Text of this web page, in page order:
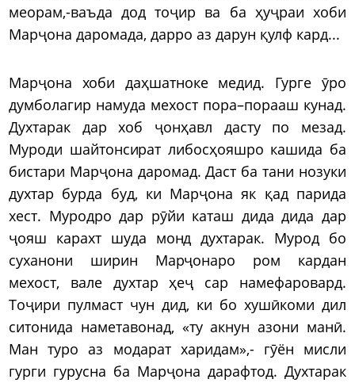
меорам,-ваъда дод тоҷир ва ба ҳуҷраи хоби
Марҷона даромада, дарро аз дарун қулф кард...
Марҷона хоби даҳшатноке медид. Гурге ӯро
думболагир намуда мехост пора–порааш кунад.
Духтарак дар хоб ҷонҳавл дасту по мезад.
Муроди шайтонсират либосҳояшро кашида ба
бистари Марҷона даромад. Даст ба тани нозуки
духтар бурда буд, ки Марҷона як қад парида
хест. Муродро дар рӯйи каташ дида дида дар
ҷояш карахт шуда монд духтарак. Мурод бо
суханони ширин Марҷонаро ром кардан
мехост, вале духтар ҳеҷ сар намефаровард.
Тоҷири пулмаст чун дид, ки бо хушӣкоми дил
ситонида наметавонад, «ту акнун азони манӣ.
Ман туро аз модарат харидам»,- гӯён мисли
гурги гурусна ба Марҷона дарафтод. Духтарак